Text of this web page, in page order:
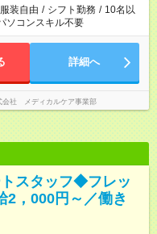
服装自由 / シフト勤務 / 10名以
ソコンスキル不要
詳細へ
会社 メディカルケア事業部
スタッフ◆フレッ
2，000円～／働き